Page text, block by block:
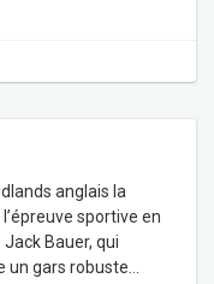
anglais la
sportive en
Bauer, qui
un gars robuste